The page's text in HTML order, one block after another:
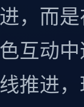
，而
互动
推进